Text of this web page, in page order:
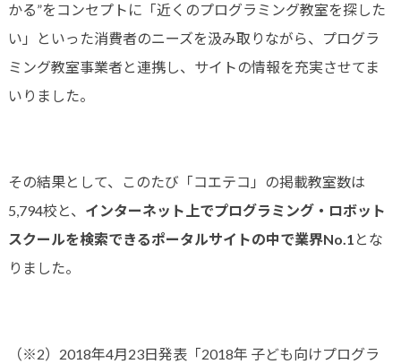
かる”をコンセプトに「近くのプログラミング教室を探した
い」といった消費者のニーズを汲み取りながら、プログラ
ミング教室事業者と連携し、サイトの情報を充実させてま
いりました。
その結果として、このたび「コエテコ」の掲載教室数は
5,794校と、 インターネット上でプログラミング・ロボット
スクールを検索できるポータルサイトの中で業界No.1 とな
りました。
（※2）2018年4月23日発表「2018年 子ども向けプログラ